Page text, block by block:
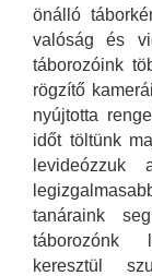
önálló
valóság és
táborozóink
rögzítő
nyújtotta
időt töltünk
levideózzuk
tanáraink
táborozónk
keresztül